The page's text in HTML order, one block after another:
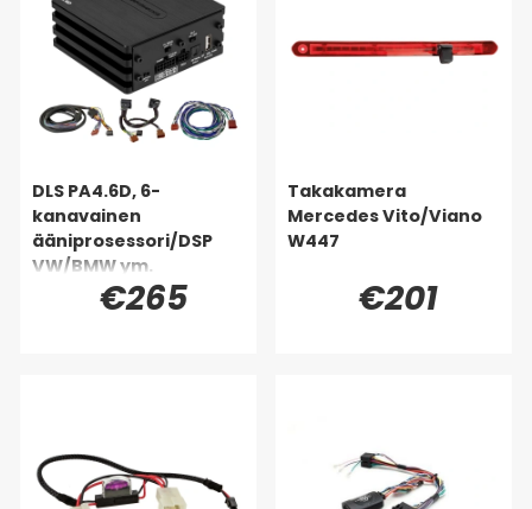
DLS PA4.6D, 6-
kanavainen
ääniprosessori/DSP
VW/BMW ym.
(Quadlock)€265
Takakamera
Mercedes Vito/Viano
W447
€201